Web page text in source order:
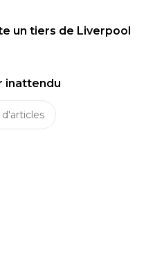
un tiers de Liverpool
inattendu
d'articles